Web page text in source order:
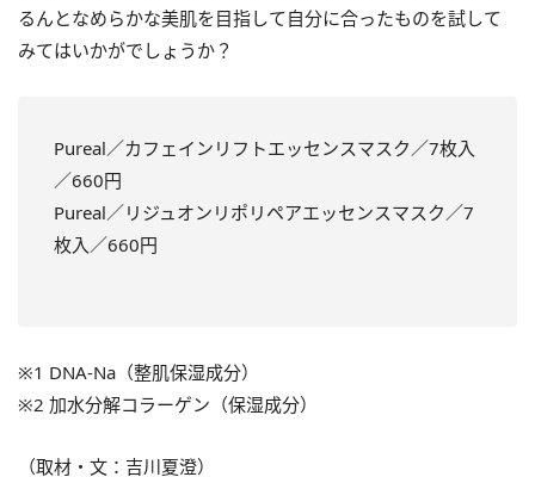
るんとなめらかな美肌を目指して自分に合ったものを試して
みてはいかがでしょうか？
Pureal／カフェインリフトエッセンスマスク／7枚入
／660円
Pureal／リジュオンリポリペアエッセンスマスク／7
枚入／660円
※1 DNA-Na（整肌保湿成分）
※2 加水分解コラーゲン（保湿成分）
（取材・文：吉川夏澄）